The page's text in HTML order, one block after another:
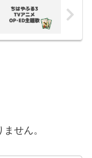
せん。